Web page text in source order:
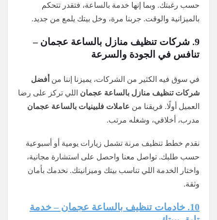
حسب رغبتك. وبما إنها خدمة بالساعة، فتقدر تتحكم
بالميزانية والوقت. جربنا مرة، وخل بيتك يلمع من جديد.
9. شركات تنظيف منازل بالساعة عجمان –
تنافس في الجودة والسرعة
في سوق فيه الكثير من الشركات، يميزنا إننا من أفضل
شركات تنظيف منازل بالساعة عجمان اللي تركز على رضا
العميل أولًا. فريقنا من عاملات فلبينيات بالساعة عجمان
مدرب، أخلاقي، وشغله مرتب.
نقدم خطط تنظيف مرنة تشمل زيارات يومية أو أسبوعية
حسب طلبك. تواصل معنا واحصل على استشارة مجانية،
واختار الخدمة اللي تناسب بيتك وميزانيتك. نخدمك بأمان
وثقة.
10. خادمات تنظيف بالساعة عجمان – خدمة